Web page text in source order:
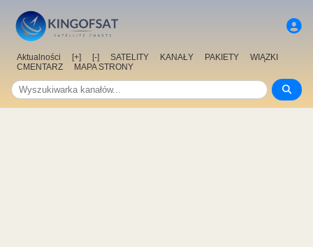
Aktualności [+] [-] SATELITY KANAŁY PAKIETY
WIĄZKI
CMENTARZ
MAPA STRONY